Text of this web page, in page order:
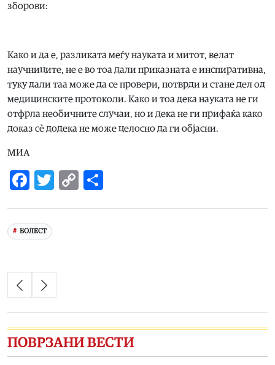
зборови:
Како и да е, разликата меѓу науката и митот, велат
научниците, не е во тоа дали приказната е инспиративна,
туку дали таа може да се провери, потврди и стане дел од
медицинските протоколи. Како и тоа дека науката не ги
отфрла необичните случаи, но и дека не ги прифаќа како
доказ сè додека не може целосно да ги објасни.
МИА
Facebook
Twitter
Copy
БОЛЕСТ
ПОВРЗАНИ ВЕСТИ